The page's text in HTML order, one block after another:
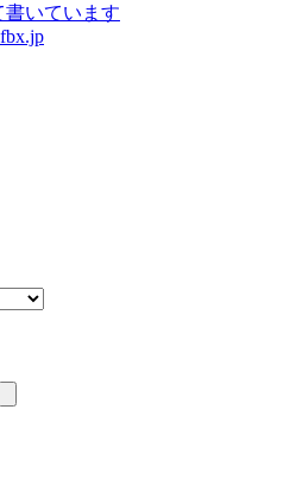
いています